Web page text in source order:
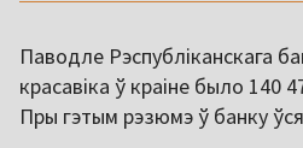
Паводле Рэспубліканскага
красавіка ў краіне было 140
Пры гэтым рэзюмэ ў банку